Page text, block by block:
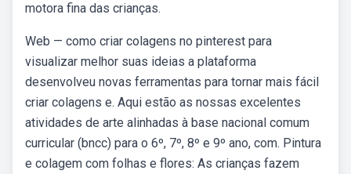
motora fina das crianças.
Web — como criar colagens no pinterest para
visualizar melhor suas ideias a plataforma
desenvolveu novas ferramentas para tornar mais fácil
criar colagens e. Aqui estão as nossas excelentes
atividades de arte alinhadas à base nacional comum
curricular (bncc) para o 6º, 7º, 8º e 9º ano, com. Pintura
e colagem com folhas e flores: As crianças fazem